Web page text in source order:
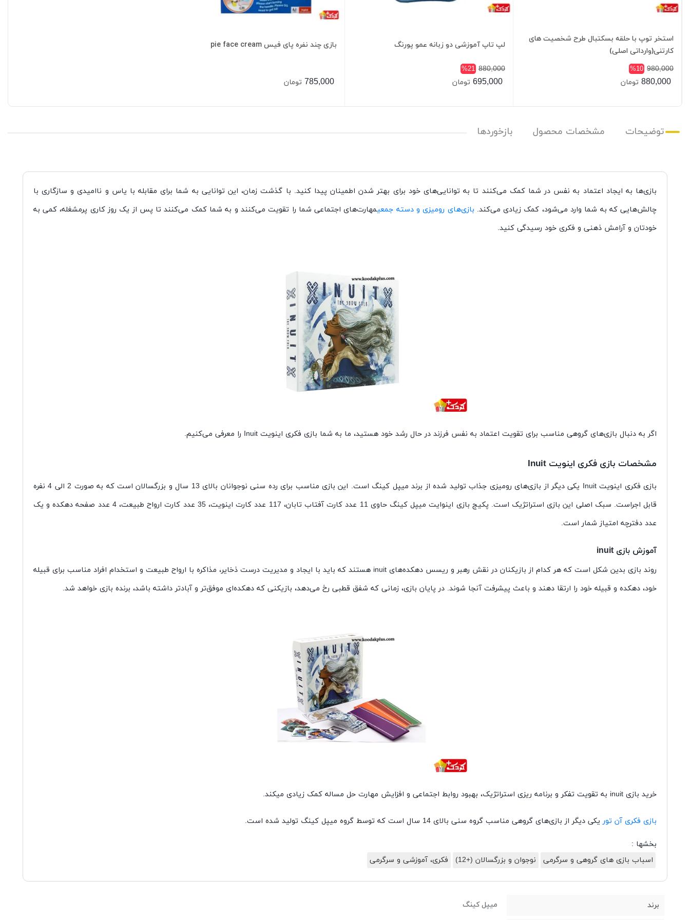
استخر توپ با حلقه بسکتبال طرح شخصیت های
کارتنی(وارداتی اصلی)
980,000
%10
880,000 تومان
لپ تاپ آموزشی دو زبانه عمو پورنگ
880,000
%21
695,000 تومان
بازی چند نفره پای فیس pie face cream
785,000 تومان
توضیحات مشخصات محصول بازخوردها
بازی‌ها به ایجاد اعتماد به نفس در شما کمک می‌کنند تا به توانایی‌های خود برای بهتر شدن اطمینان پیدا کنید. با گذشت زمان، این توانایی به شما برای مقابله با یاس و نا‌امیدی و سازگاری با
چالش‌هایی که به شما وارد می‌شود، کمک زیادی می‌کند. بازی‌های رومیزی و دسته جمعیمهارت‌های اجتماعی شما را تقویت می‌کنند و به شما کمک می‌کنند تا پس از یک روز کاری پرمشغله، کمی به
خودتان و آرامش ذهنی و فکری خود رسیدگی کنید.
اگر به دنبال بازی‌های گروهی مناسب برای تقویت اعتماد به نفس فرزند در حال رشد خود هستید، ما به شما بازی فکری اینویت Inuit را معرفی می‌کنیم.
مشخصات بازی فکری اینویت Inuit
بازی فکری اینویت Inuit یکی دیگر از بازی‌های رومیزی جذاب تولید شده از برند میپل کینگ است. این بازی مناسب برای رده سنی نوجوانان بالای 13 سال و بزرگسالان است که به صورت 2 الی 4 نفره
قابل اجراست. سبک اصلی این بازی استراتژیک است. پکیج بازی اینوایت میپل کینگ حاوی 11 عدد کارت آفتاب تابان، 117 عدد کارت اینویت، 35 عدد کارت ارواح طبیعت، 4 عدد صفحه دهکده و یک
عدد دفترچه امتیاز شمار است.
آموزش بازی inuit
روند بازی بدین شکل است که هر کدام از بازیکنان در نقش رهبر و ریسس دهکده‌های inuit هستند که باید با ایجاد و مدیریت درست ذخایر، مذاکره با ارواح طبیعت و استخدام افراد مناسب برای قبیله
خود، دهکده و قبیله خود را ارتقا دهند و باعث پیشرفت آنجا شوند. در پایان بازی، زمانی که شفق قطبی رخ می‌دهد، بازیکنی که دهکده‌ای موفق‌تر و آبادتر داشته باشد، برنده بازی خواهد شد.
خرید بازی inuit به تقویت تفکر و برنامه ریزی استراتژیک، بهبود روابط اجتماعی و افزایش مهارت حل مساله کمک زیادی میکند.
بازی فکری آن تور یکی دیگر از بازی‌های گروهی مناسب گروه سنی بالای 14 سال است که توسط گروه میپل کینگ تولید شده است.
بخشها :
اسباب بازی های گروهی و سرگرمی
نوجوان و بزرگسالان (+12) فکری، آموزشی و سرگرمی
برند میپل کینگ